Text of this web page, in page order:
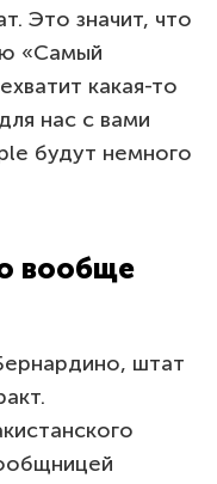
Это значит, что
«Самый
какая-то
нас с вами
будут немного
вообще
штат